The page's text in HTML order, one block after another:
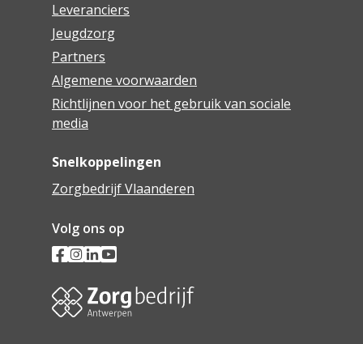
Leveranciers
Jeugdzorg
Partners
Algemene voorwaarden
Richtlijnen voor het gebruik van sociale
media
Snelkoppelingen
Zorgbedrijf Vlaanderen
Volg ons op